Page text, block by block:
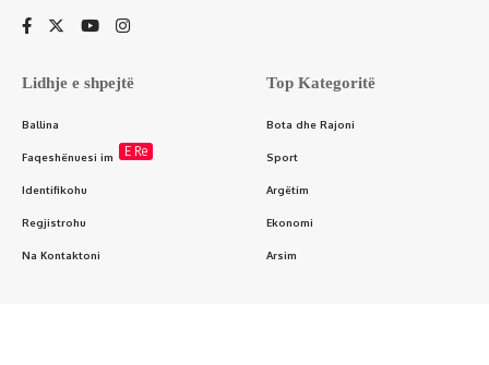
Lidhje e shpejtë
Ballina
Faqeshënuesi im E Re
Identifikohu
Regjistrohu
Na Kontaktoni
Top Kategoritë
Bota dhe Rajoni
Sport
Argëtim
Ekonomi
Arsim